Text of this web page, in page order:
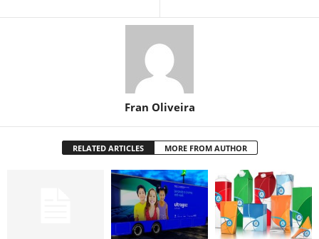
Fran Oliveira
RELATED ARTICLES MORE FROM AUTHOR